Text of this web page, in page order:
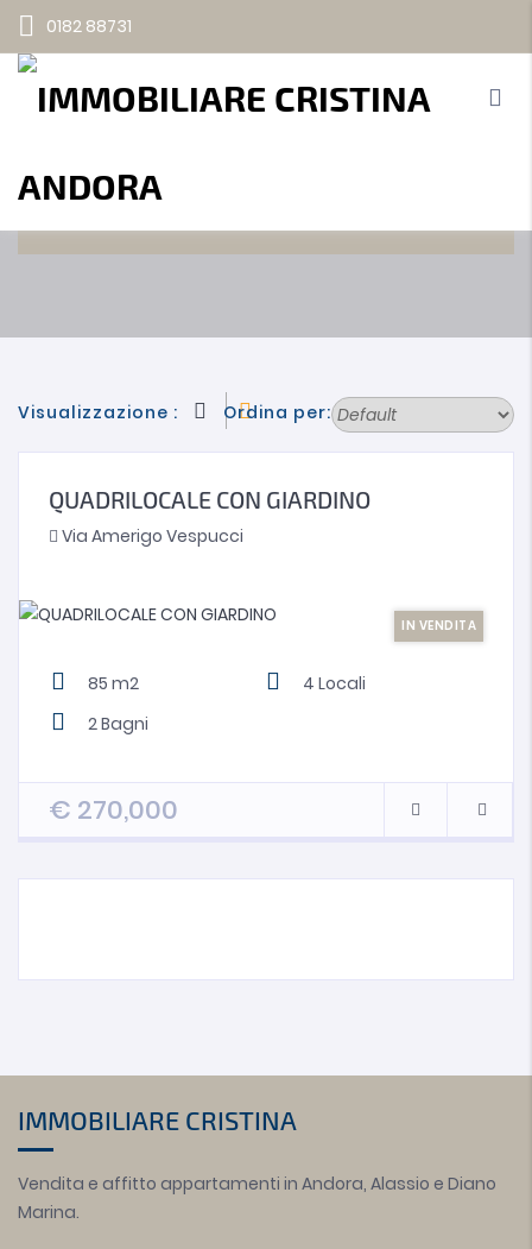
0182 88731
Immobiliare Cristina
Visualizzazione : Ordina per:
QUADRILOCALE CON GIARDINO
Via Amerigo Vespucci
IN VENDITA
85 m2 4 Locali
2Bagni
€ 270,000
IMMOBILIARE CRISTINA
Vendita e affitto appartamenti in Andora, Alassio e Diano
Marina.